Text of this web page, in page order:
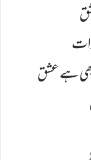
ہے عشق